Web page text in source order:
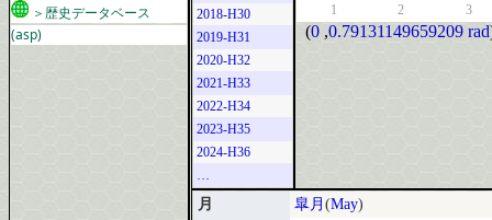
＞歴史データベース
(asp)
2018-H30
2019-H31
2020-H32
2021-H33
2022-H34
2023-H35
2024-H36
…
1
2 3
(0 ,0.79131149659209 rad
月 皐月 (May)